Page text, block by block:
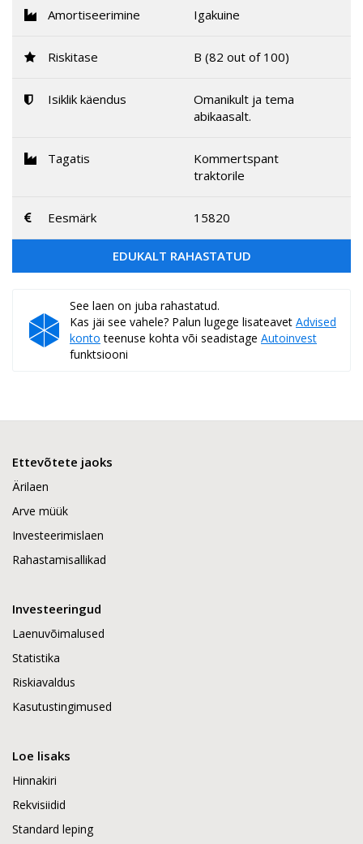
Amortiseerimine Igakuine
Riskitase B (82 out of 100)
Isiklik käendus
Omanikult ja tema
abikaasalt.
Tagatis
Kommertspant
traktorile
Eesmärk 15820
EDUKALT RAHASTATUD
See laen on juba rahastatud.
Kas jäi see vahele? Palun lugege lisateavet Advised
konto teenuse kohta või seadistage Autoinvest
funktsiooni
Ettevõtete jaoks
Ärilaen
Arve müük
Investeerimislaen
Rahastamisallikad
Investeeringud
Laenuvõimalused
Statistika
Riskiavaldus
Kasutustingimused
Loe lisaks
Hinnakiri
Rekvisiidid
Standard leping